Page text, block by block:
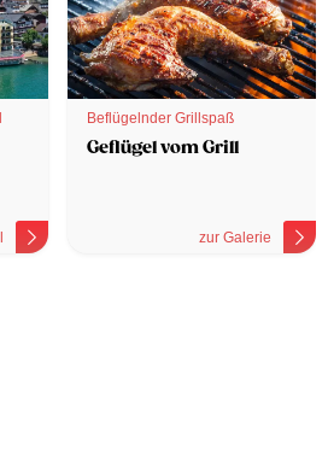
Beflügelnder Grillspaß
Geflügel vom Grill
zur Galerie